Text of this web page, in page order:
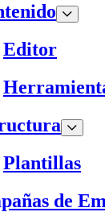
Editor
Plantillas
de